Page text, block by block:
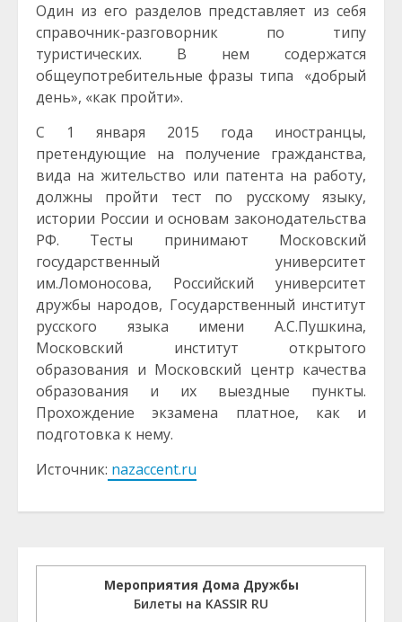
Один из его разделов представляет из себя
справочник-разговорник по типу
туристических. В нем содержатся
общеупотребительные фразы типа «добрый
день», «как пройти».
С 1 января 2015 года иностранцы,
претендующие на получение гражданства,
вида на жительство или патента на работу,
должны пройти тест по русскому языку,
истории России и основам законодательства
РФ. Тесты принимают Московский
государственный университет
им.Ломоносова, Российский университет
дружбы народов, Государственный институт
русского языка имени А.С.Пушкина,
Московский институт открытого
образования и Московский центр качества
образования и их выездные пункты.
Прохождение экзамена платное, как и
подготовка к нему.
Источник: nazaccent.ru
Мероприятия Дома Дружбы
Билеты на KASSIR RU